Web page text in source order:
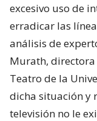
excesivo uso de
erradicar las
análisis de
Murath,
Teatro de la
dicha situación y
televisión no le